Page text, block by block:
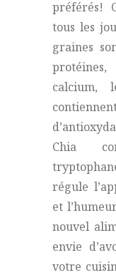
préférés!
tous les
graines
calcium,
Chia
régule
et
nouvel
envie
votre